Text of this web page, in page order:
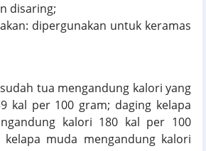
disaring;
dipergunakan untuk keramas
tua mengandung kalori yang
kal per 100 gram; daging kelapa
kalori 180 kal per 100
muda mengandung kalori